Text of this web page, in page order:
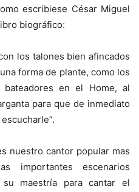
escribiese César Miguel
biográfico:
los talones bien afincados
forma de plante, como los
en el Home, al
para que de inmediato
nuestro cantor popular mas
importantes escenarios
su maestría para cantar el